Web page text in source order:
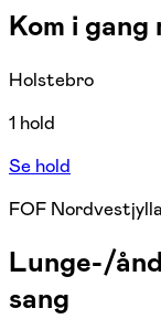
Kom i gang
Holstebro
1 hold
Se hold
FOF
Lunge-/
sang